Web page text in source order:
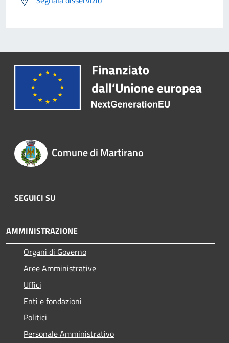
Comune di Martirano
SEGUICI SU
AMMINISTRAZIONE
Organi di Governo
Aree Amministrative
Uffici
Enti e fondazioni
Politici
Personale Amministrativo